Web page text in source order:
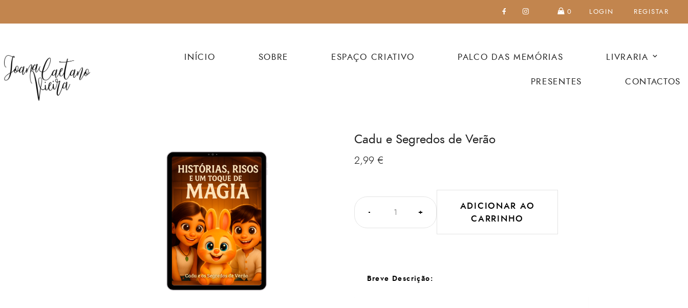
0 LOGIN REGISTAR
INÍCIO SOBRE ESPAÇO CRIATIVO PALCO DAS MEMÓRIAS LIVRARIA
PRESENTES CONTACTOS
Cadu e Segredos de Verão
2,99 €
- +
ADICIONAR AO
CARRINHO
Breve Descrição: